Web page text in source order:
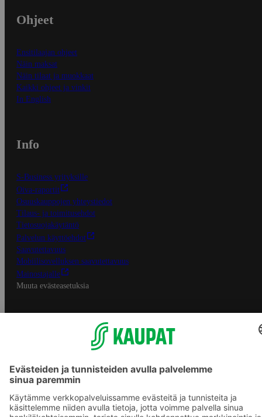
Ohjeet
Ensitilaajan ohjeet
Näin maksat
Näin tilaat ja muokkaat
Kaikki ohjeet ja vinkit
In English
Info
S-Business yrityksille
Oiva-raportit
Osuuskauppojen yhteystiedot
Tilaus- ja toimitusehdot
Tietosuojakäytäntö
Palvelun käyttöehdot
Saavutettavuus
Mobiilisovelluksen saavutettavuus
Mainostajalle
Muuta evästeasetuksia
S-ryhmän palvelut
S-ryhmä
Asiakasomistajuus
S-ostoslista -sovellus